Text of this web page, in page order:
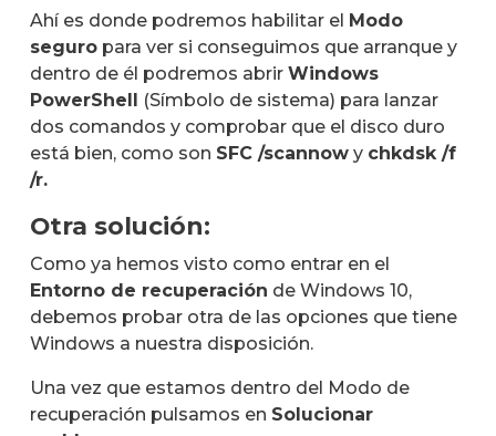
Ahí es donde podremos habilitar el Modo
seguro para ver si conseguimos que arranque y
dentro de él podremos abrir Windows
PowerShell (Símbolo de sistema) para lanzar
dos comandos y comprobar que el disco duro
está bien, como son SFC /scannow y chkdsk /f
/r.
Otra solución:
Como ya hemos visto como entrar en el
Entorno de recuperación de Windows 10,
debemos probar otra de las opciones que tiene
Windows a nuestra disposición.
Una vez que estamos dentro del Modo de
recuperación pulsamos en Solucionar